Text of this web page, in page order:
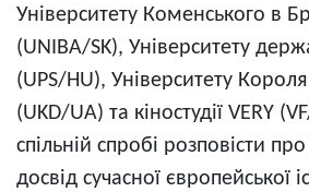
Університету Коменського в
(UNIBA/SK), Університету
(UPS/HU), Університету
(UKD/UA) та кіностудії VERY
спільній спробі розповісти
досвід сучасної європейської